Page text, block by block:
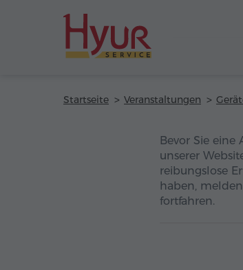
Startseite Veranstaltungen
Bevor Sie
unserer
reibungslose
haben,
fortfahren.